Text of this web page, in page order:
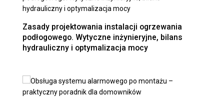
Zasady projektowania instalacji ogrzewania
podłogowego. Wytyczne inżynieryjne, bilans
hydrauliczny i optymalizacja mocy